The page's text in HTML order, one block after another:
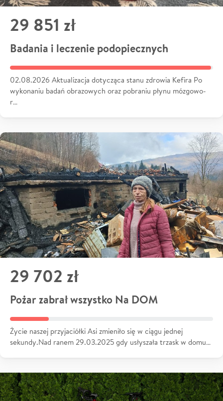
29 851 zł
Badania i leczenie podopiecznych
02.08.2026 Aktualizacja dotycząca stanu zdrowia Kefira Po
wykonaniu badań obrazowych oraz pobraniu płynu mózgowo-
r…
29 702 zł
Pożar zabrał wszystko Na DOM
Życie naszej przyjaciółki Asi zmieniło się w ciągu jednej
sekundy.Nad ranem 29.03.2025 gdy usłyszała trzask w domu…